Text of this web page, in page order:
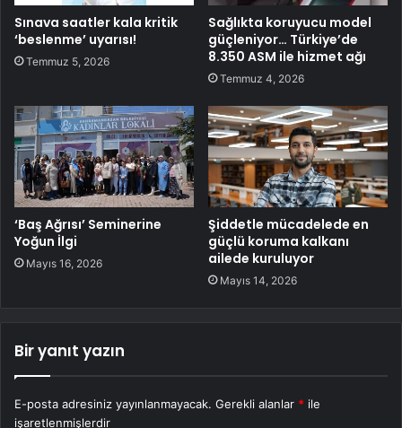
Sınava saatler kala kritik
‘beslenme’ uyarısı!
Temmuz 5, 2026
Sağlıkta koruyucu model
güçleniyor… Türkiye’de
8.350 ASM ile hizmet ağı
Temmuz 4, 2026
‘Baş Ağrısı’ Seminerine
Yoğun İlgi
Mayıs 16, 2026
Şiddetle mücadelede en
güçlü koruma kalkanı
ailede kuruluyor
Mayıs 14, 2026
Bir yanıt yazın
E-posta adresiniz yayınlanmayacak. Gerekli alanlar * ile
işaretlenmişlerdir